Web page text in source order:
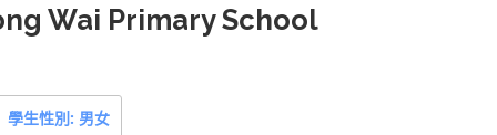
Wai Primary School
學生性別: 男女